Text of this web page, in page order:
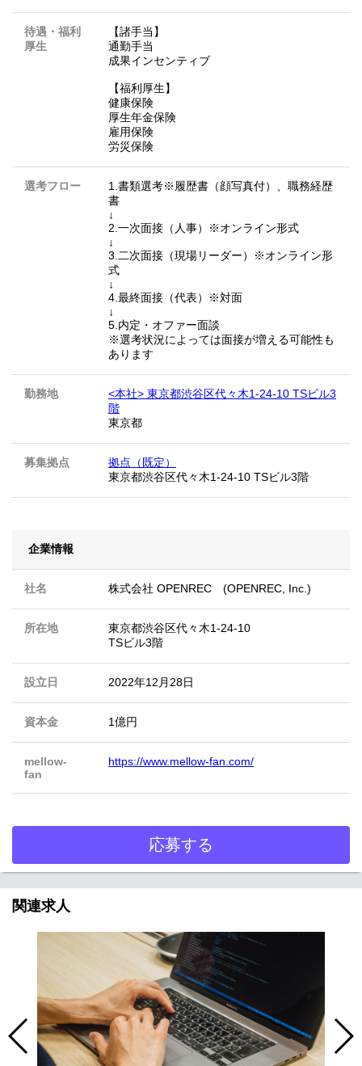
待遇・福利
厚生
【諸手当】
通勤手当
成果インセンティブ
【福利厚生】
健康保険
厚生年金保険
雇用保険
労災保険
選考フロー
1.書類選考※履歴書（顔写真付）、職務経歴
書
↓
2.一次面接（人事）※オンライン形式
↓
3.二次面接（現場リーダー）※オンライン形
式
↓
4.最終面接（代表）※対面
↓
5.内定・オファー面談
※選考状況によっては面接が増える可能性も
あります
勤務地
<本社> 東京都渋谷区代々木1-24-10 TSビル3
階
東京都
募集拠点
拠点（既定）
東京都渋谷区代々木1-24-10 TSビル3階
企業情報
社名 株式会社 OPENREC (OPENREC, Inc.)
所在地
東京都渋谷区代々木1-24-10
TSビル3階
設立日 2022年12月28日
資本金 1億円
mellow-
fan
https://www.mellow-fan.com/
応募する
関連求人